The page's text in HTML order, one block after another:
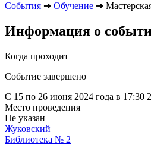
События ➔ Обучение ➔
Информация о
Когда проходит
Событие завершено
С 15 по 26 июня 2024 года в 17:30
Место проведения
Не указан
Жуковский
Библиотека № 2